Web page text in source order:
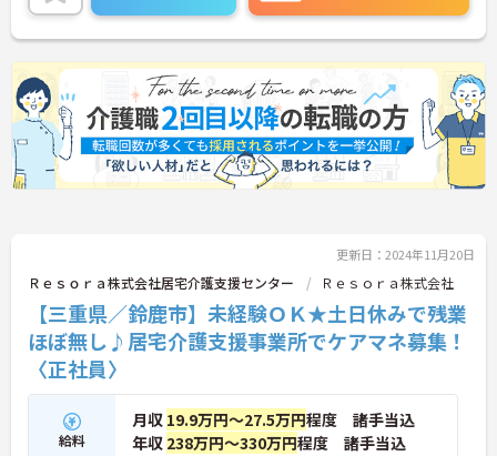
更新日：2024年11月20日
Ｒｅｓｏｒａ株式会社居宅介護支援センター Ｒｅｓｏｒａ株式会社
【三重県／鈴鹿市】未経験ＯＫ★土日休みで残業
ほぼ無し♪居宅介護支援事業所でケアマネ募集！
〈正社員〉
給料
月収 19.9万円～27.5万円程度 諸手当込
年収 238万円～330万円程度 諸手当込